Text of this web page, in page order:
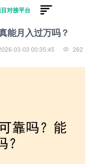
对接平台
能月入过万吗？
03-03 00:35:45 262